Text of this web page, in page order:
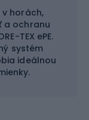
horách,
a ochranu
TEX ePE.
systém
ideálnou